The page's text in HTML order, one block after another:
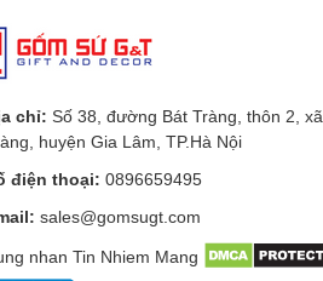
chỉ: Số 38, đường Bát Tràng, thôn 2,
huyện Gia Lâm, TP.Hà Nội
điện thoại: 0896659495
sales@gomsugt.com